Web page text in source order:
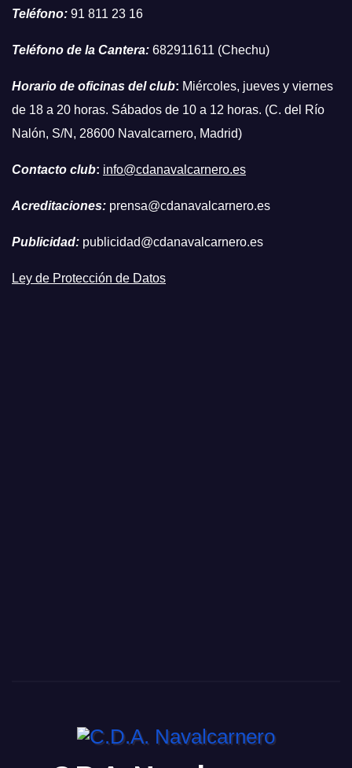
Teléfono: 91 811 23 16
Teléfono de la Cantera: 682911611 (Chechu)
Horario de oficinas del club: Miércoles, jueves y viernes
de 18 a 20 horas. Sábados de 10 a 12 horas. (C. del Río
Nalón, S/N, 28600 Navalcarnero, Madrid)
Contacto club: info@cdanavalcarnero.es
Acreditaciones: prensa@cdanavalcarnero.es
Publicidad: publicidad@cdanavalcarnero.es
Ley de Protección de Datos